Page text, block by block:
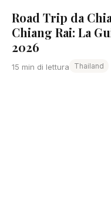
Road Trip da
Chiang Rai: La
2026
15 min di lettura Thailand